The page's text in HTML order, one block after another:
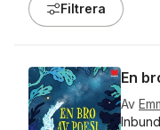
Filtrera
En
Av